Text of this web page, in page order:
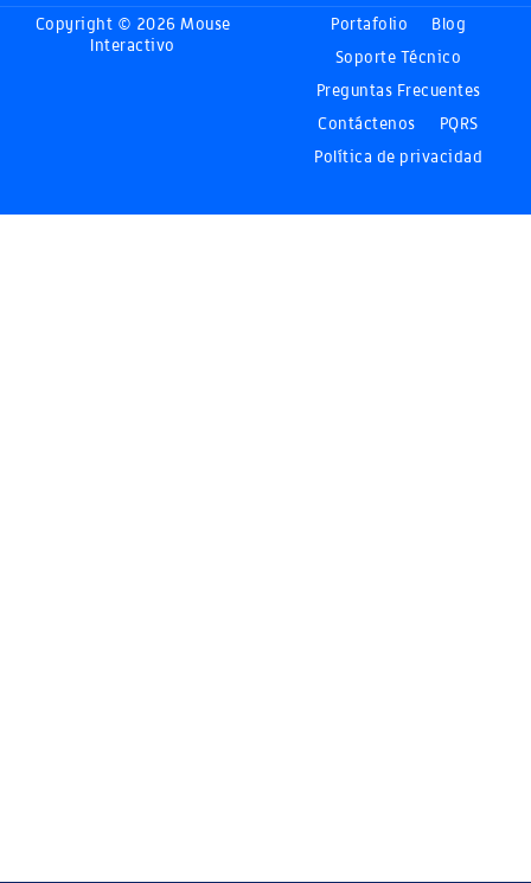
Copyright © 2026 Mouse
Interactivo
Portafolio
Blog
Soporte Técnico
Preguntas Frecuentes
Contáctenos
PQRS
Política de privacidad